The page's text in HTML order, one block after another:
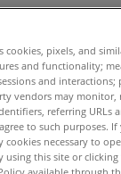
cookies, pixels, and
and functionality;
and
vendors may monitor,
referring URLs
to such purposes.
cookies necessary to
using this site or clicking